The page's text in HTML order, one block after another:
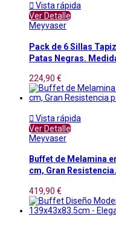
 Vista rápida
Ver Detalle
Meyvaser
Pack de 6 Sillas
Patas Negras.
224,90 €
 Vista rápida
Ver Detalle
Meyvaser
Buffet de Melamina
cm, Gran
419,90 €